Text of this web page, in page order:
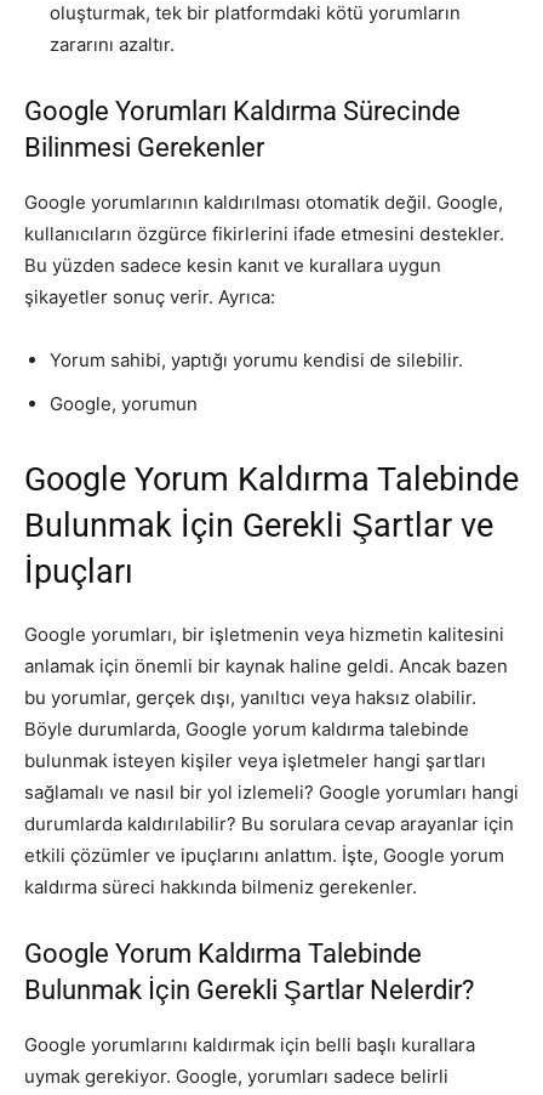
oluşturmak, tek bir platformdaki kötü yorumların
zararını azaltır.
Google Yorumları Kaldırma Sürecinde
Bilinmesi Gerekenler
Google yorumlarının kaldırılması otomatik değil. Google,
kullanıcıların özgürce fikirlerini ifade etmesini destekler.
Bu yüzden sadece kesin kanıt ve kurallara uygun
şikayetler sonuç verir. Ayrıca:
Yorum sahibi, yaptığı yorumu kendisi de silebilir.
Google, yorumun
Google Yorum Kaldırma Talebinde
Bulunmak İçin Gerekli Şartlar ve
İpuçları
Google yorumları, bir işletmenin veya hizmetin kalitesini
anlamak için önemli bir kaynak haline geldi. Ancak bazen
bu yorumlar, gerçek dışı, yanıltıcı veya haksız olabilir.
Böyle durumlarda, Google yorum kaldırma talebinde
bulunmak isteyen kişiler veya işletmeler hangi şartları
sağlamalı ve nasıl bir yol izlemeli? Google yorumları hangi
durumlarda kaldırılabilir? Bu sorulara cevap arayanlar için
etkili çözümler ve ipuçlarını anlattım. İşte, Google yorum
kaldırma süreci hakkında bilmeniz gerekenler.
Google Yorum Kaldırma Talebinde
Bulunmak İçin Gerekli Şartlar Nelerdir?
Google yorumlarını kaldırmak için belli başlı kurallara
uymak gerekiyor. Google, yorumları sadece belirli